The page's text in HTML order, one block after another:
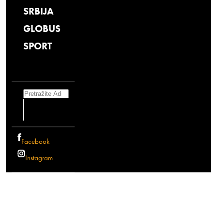
SRBIJA
GLOBUS
SPORT
Search
Facebook
Instagram